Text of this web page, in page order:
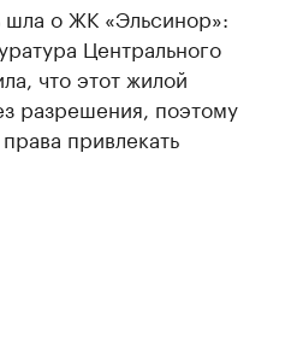
шла о ЖК «Эльсинор»:
Центрального
что этот жилой
разрешения, поэтому
привлекать